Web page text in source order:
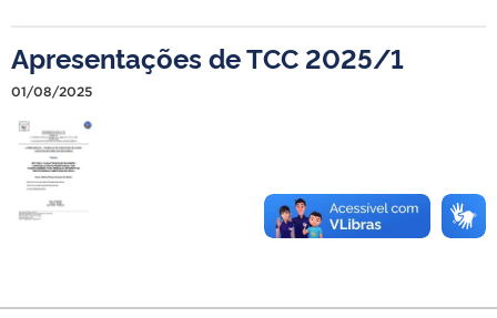
Apresentações de TCC 2025/1
01/08/2025